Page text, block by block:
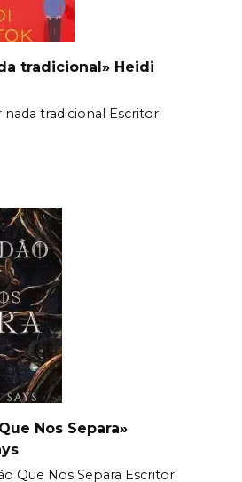
tradicional» Heidi
tradicional Еscritor:
Nos Separa»
Que Nos Separa Еscritor: